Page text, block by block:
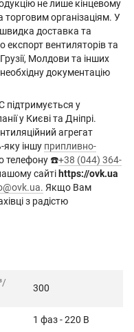
не лише кінцевому
організаціям. У
швидка доставка та
експорт вентиляторів та
Молдови та інших
документацію
підтримується у
у Києві та Дніпрі.
агрегат
яку іншу припливно-
телефону ☎️+38 (044) 364-
сайті https://ovk.ua
. Якщо Вам
з радістю
300
1 фаз - 220 В